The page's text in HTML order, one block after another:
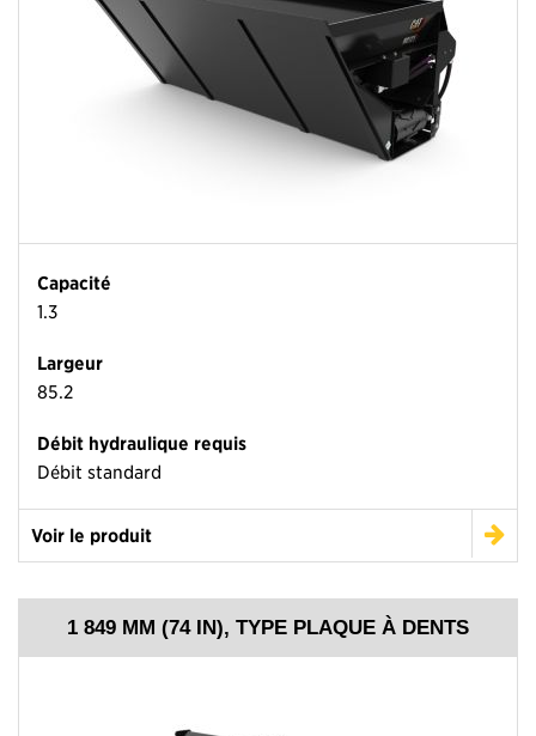
Capacité
1.3
Largeur
85.2
Débit hydraulique requis
Débit standard
Voir le produit
1 849 MM (74 IN), TYPE PLAQUE À DENTS